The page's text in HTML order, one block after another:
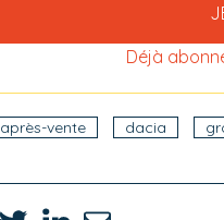
Déjà
après-vente dacia